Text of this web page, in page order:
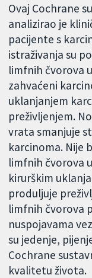
Ovaj Cochrane
analizirao je
pacijente s
istraživanja su
limfnih čvorova
zahvaćeni
uklanjanjem
preživljenjem.
vrata smanjuje
karcinoma. Nije
limfnih čvorova
kirurškim
produljuje
limfnih čvorova
nuspojavama
su jedenje,
Cochrane
kvalitetu života.